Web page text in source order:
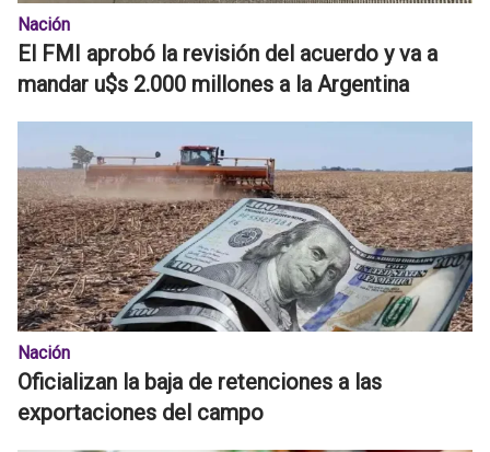
Nación
El FMI aprobó la revisión del acuerdo y va a
mandar u$s 2.000 millones a la Argentina
Nación
Oficializan la baja de retenciones a las
exportaciones del campo